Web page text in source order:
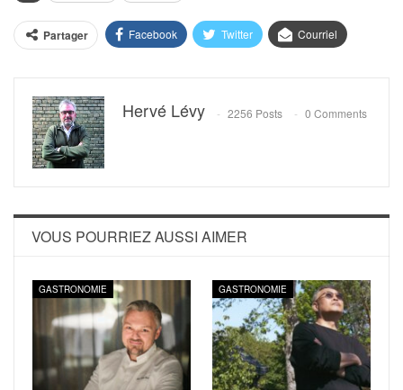
Partager Facebook Twitter Courriel
Hervé Lévy 2256 Posts 0 Comments
VOUS POURRIEZ AUSSI AIMER
GASTRONOMIE GASTRONOMIE